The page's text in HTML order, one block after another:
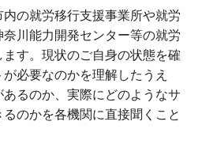
の就労移行支援事業所や就労
川能力開発センター等の就労
す。現状のご自身の状態を確
必要なのかを理解したうえ
るのか、実際にどのようなサ
のかを各機関に直接聞くこと